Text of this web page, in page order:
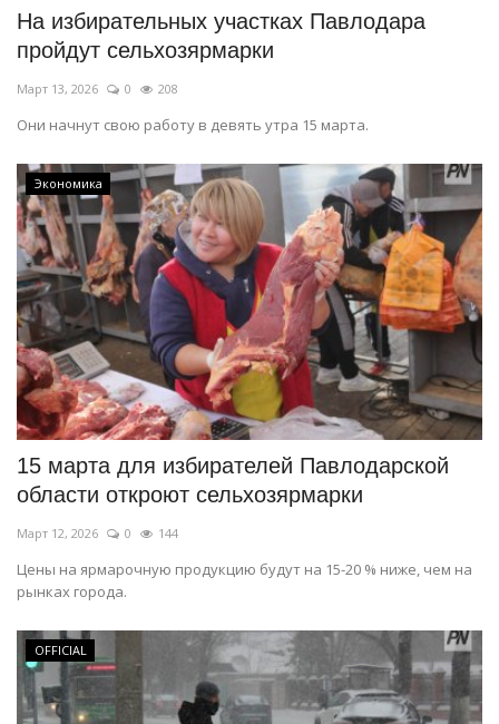
На избирательных участках Павлодара
пройдут сельхозярмарки
Март 13, 2026 0 208
Они начнут свою работу в девять утра 15 марта.
Экономика
15 марта для избирателей Павлодарской
области откроют сельхозярмарки
Март 12, 2026 0 144
Цены на ярмарочную продукцию будут на 15-20 % ниже, чем на
рынках города.
OFFICIAL